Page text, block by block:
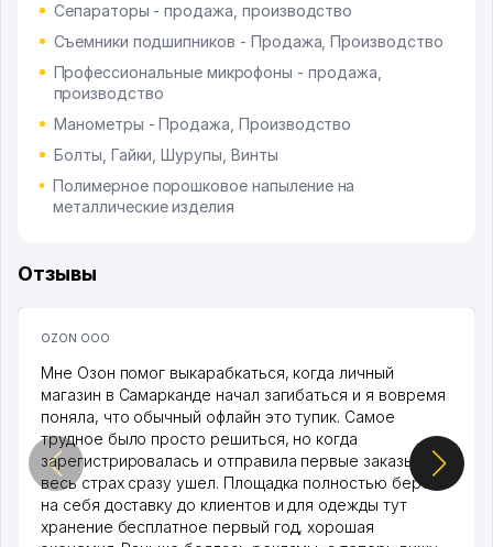
Сепараторы - продажа, производство
Съемники подшипников - Продажа, Производство
Профессиональные микрофоны - продажа,
производство
Манометры - Продажа, Производство
Болты, Гайки, Шурупы, Винты
Полимерное порошковое напыление на
металлические изделия
Отзывы
OZON ООО
Мне Озон помог выкарабкаться, когда личный
магазин в Самарканде начал загибаться и я вовремя
поняла, что обычный офлайн это тупик. Самое
трудное было просто решиться, но когда
зарегистрировалась и отправила первые заказы,
весь страх сразу ушел. Площадка полностью берет
на себя доставку до клиентов и для одежды тут
хранение бесплатное первый год, хорошая